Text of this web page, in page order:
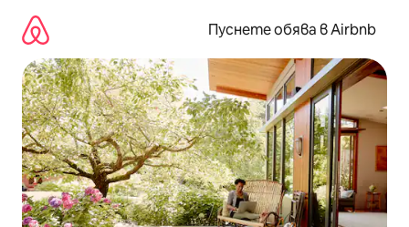
съдържанието
Пуснете обява в Airbnb